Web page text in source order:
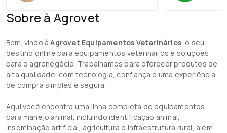
Sobre à Agrovet
Bem-vindo àAgrovet Equipamentos Veterinários, o seu
destino online para equipamentos veterinários e soluções
para o agronegócio. Trabalhamos para oferecer produtos de
alta qualidade, com tecnologia, confiança e uma experiência
de compra simples e segura.
Aqui você encontra uma linha completa de equipamentos
para manejo animal, incluindo identificação animal,
inseminação artificial, agricultura e infraestrutura rural, além